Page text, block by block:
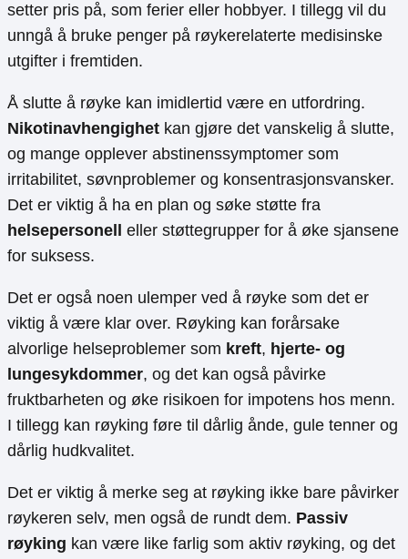
setter pris på, som ferier eller hobbyer. I tillegg vil du
unngå å bruke penger på røykerelaterte medisinske
utgifter i fremtiden.
Å slutte å røyke kan imidlertid være en utfordring.
Nikotinavhengighet kan gjøre det vanskelig å slutte,
og mange opplever abstinenssymptomer som
irritabilitet, søvnproblemer og konsentrasjonsvansker.
Det er viktig å ha en plan og søke støtte fra
helsepersonell
eller støttegrupper for å øke sjansene
for suksess.
Det er også noen ulemper ved å røyke som det er
viktig å være klar over. Røyking kan forårsake
alvorlige helseproblemer som kreft, hjerte- og
lungesykdommer, og det kan også påvirke
fruktbarheten og øke risikoen for impotens hos menn.
I tillegg kan røyking føre til dårlig ånde, gule tenner og
dårlig hudkvalitet.
Det er viktig å merke seg at røyking ikke bare påvirker
røykeren selv, men også de rundt dem. Passiv
røyking kan være like farlig som aktiv røyking, og det